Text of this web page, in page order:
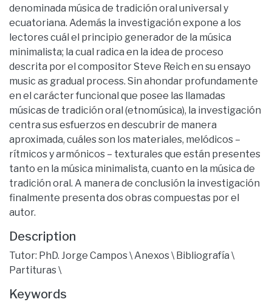
denominada música de tradición oral universal y
ecuatoriana. Además la investigación expone a los
lectores cuál el principio generador de la música
minimalista; la cual radica en la idea de proceso
descrita por el compositor Steve Reich en su ensayo
music as gradual process. Sin ahondar profundamente
en el carácter funcional que posee las llamadas
músicas de tradición oral (etnomúsica), la investigación
centra sus esfuerzos en descubrir de manera
aproximada, cuáles son los materiales, melódicos –
rítmicos y armónicos – texturales que están presentes
tanto en la música minimalista, cuanto en la música de
tradición oral. A manera de conclusión la investigación
finalmente presenta dos obras compuestas por el
autor.
Description
Tutor: PhD. Jorge Campos \ Anexos \ Bibliografía \
Partituras \
Keywords